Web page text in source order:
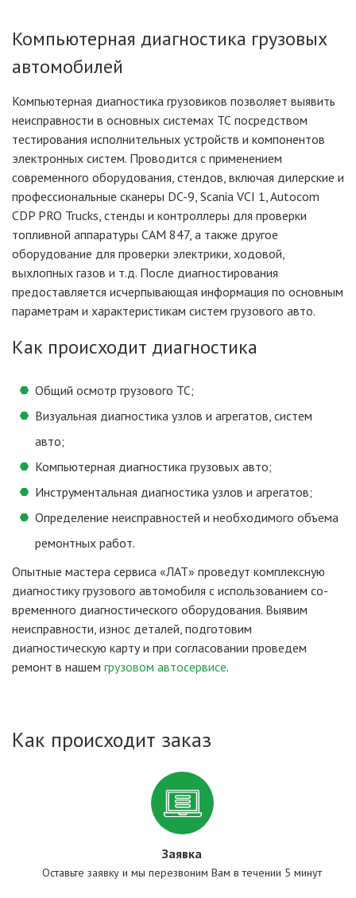
Компьютерная диагностика грузовых
автомобилей
Компьютерная диагностика грузовиков позволяет выявить
неисправности в основных системах ТС посредством
тестирования исполнительных устройств и компонентов
электронных систем. Проводится с применением
современного оборудования, стендов, включая дилерские и
профессиональные сканеры DC-9, Scania VCI 1, Autocom
CDP PRO Trucks, стенды и контроллеры для проверки
топливной аппаратуры CAM 847, а также другое
оборудование для проверки электрики, ходовой,
выхлопных газов и т.д. После диагностирования
предоставляется исчерпывающая информация по основным
параметрам и характеристикам систем грузового авто.
Как происходит диагностика
Общий осмотр грузового ТС;
Визуальная диагностика узлов и агрегатов, систем
авто;
Компьютерная диагностика грузовых авто;
Инструментальная диагностика узлов и агрегатов;
Определение неисправностей и необходимого объема
ремонтных работ.
Опытные мастера сервиса «ЛАТ» проведут комплексную
диагностику грузового ав­то­мо­би­ля с использованием со­
вре­мен­ного диагнос­ти­чес­кого обо­ру­до­ва­ния. Выявим
неисправности, износ деталей, подготовим
диагностическую карту и при согласовании проведем
ремонт в нашем грузовом автосервисе.
Как происходит заказ
Заявка
Оставьте заявку и мы перезвоним Вам в течении 5 минут